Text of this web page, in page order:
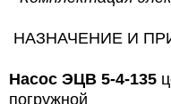
НАЗНАЧЕНИЕ И
Насос ЭЦВ 5-4-135
погружной